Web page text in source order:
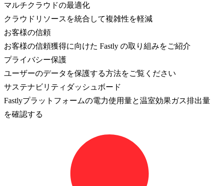
マルチクラウドの最適化
クラウドリソースを統合して複雑性を軽減
お客様の信頼
お客様の信頼獲得に向けた Fastly の取り組みをご紹介
プライバシー保護
ユーザーのデータを保護する方法をご覧ください
サステナビリティダッシュボード
Fastlyプラットフォームの電力使用量と温室効果ガス排出量
を確認する